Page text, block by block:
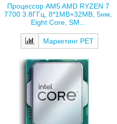
Процессор AM5 AMD RYZEN 7
7700 3.8ГГц, 8*1MB+32MB, 5нм,
Eight Core, SM...
Маркетинг РЕТ